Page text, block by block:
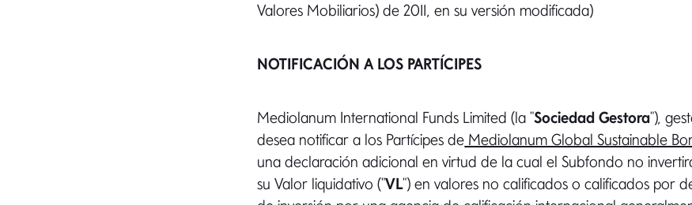
Valores Mobiliarios) de 2011, en su versión modificada)
NOTIFICACIÓN A LOS PARTÍCIPES
Mediolanum International Funds Limited (la "Sociedad Gestora"),
desea notificar a los Partícipes de Mediolanum Global Sustainable
una declaración adicional en virtud de la cual el Subfondo no
su Valor liquidativo ("VL") en valores no calificados o calificados por